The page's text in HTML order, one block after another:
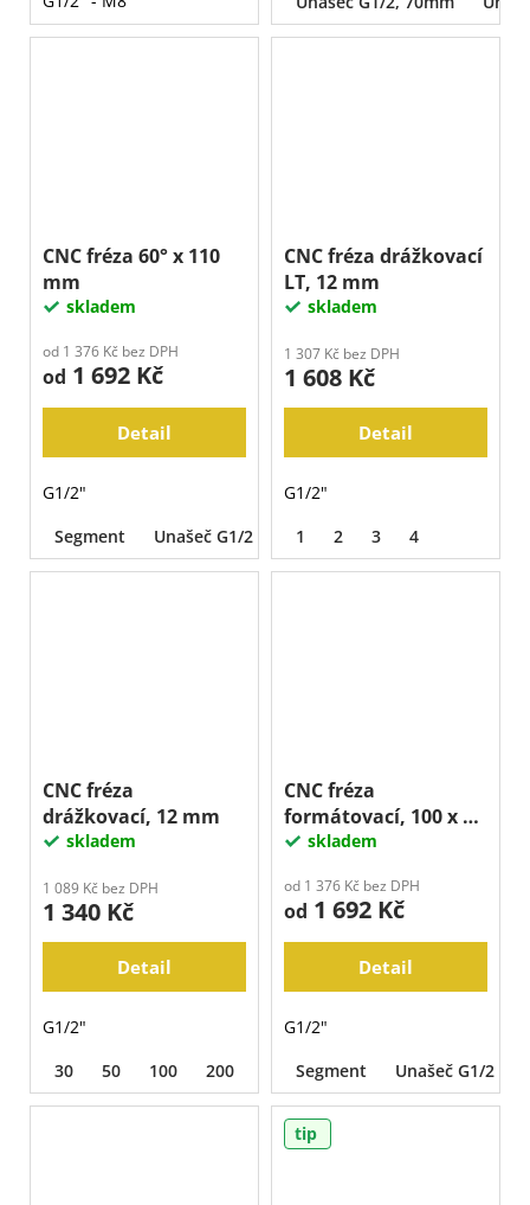
CNC fréza 60° x 110
mm
skladem
od 1 376 Kč bez DPH
od 1 692 Kč
Detail
G1/2"
Segment
Unašeč G1/2
CNC fréza drážkovací
LT, 12 mm
skladem
1 307 Kč bez DPH
1 608 Kč
Detail
G1/2"
1
2 3 4
CNC fréza
drážkovací, 12 mm
skladem
1 089 Kč bez DPH
1 340 Kč
Detail
G1/2"
30
50 100 200 800 1500 3000
CNC fréza
formátovací, 100 x 35
mmskladem
od 1 376 Kč bez DPH
od 1 692 Kč
Detail
G1/2"
Segment
Unašeč G1/2
tip